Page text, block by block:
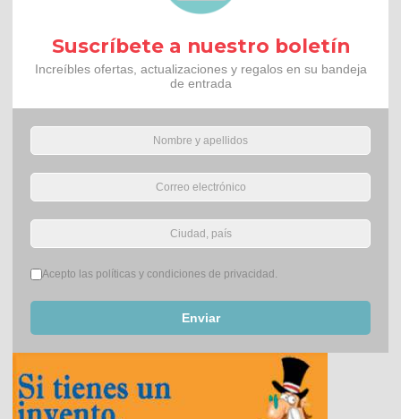
Suscríbete a nuestro boletín
Increíbles ofertas, actualizaciones y regalos en su bandeja
de entrada
Términos del servicio*
Acepto las políticas y condiciones de privacidad.
Enviar